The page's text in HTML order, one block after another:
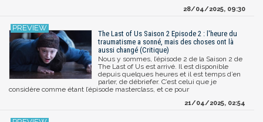
28/04/2025, 09:30
The Last of Us Saison 2 Episode 2 : l'heure du
traumatisme a sonné, mais des choses ont là
aussi changé (Critique)
Nous y sommes, l’épisode 2 de la Saison 2 de
The Last of Us est arrivé. Il est disponible
depuis quelques heures et il est temps d’en
parler, de débriefer. C’est celui que je
considère comme étant l’épisode masterclass, et ce pour
21/04/2025, 02:54